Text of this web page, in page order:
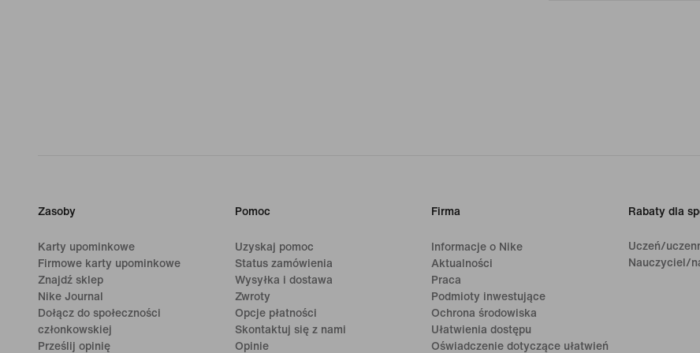
Zasoby
Karty upominkowe
Firmowe karty upominkowe
Znajdź sklep
Nike Journal
Dołącz do społeczności
członkowskiej
Prześlij opinię
Pomoc
Uzyskaj pomoc
Status zamówienia
Wysyłka i dostawa
Zwroty
Opcje płatności
Skontaktuj się z nami
Opinie
Firma
Informacje o Nike
Aktualności
Praca
Podmioty inwestujące
Ochrona środowiska
Ułatwienia dostępu
Oświadczenie dotyczące ułatwień
Rabaty dla
Uczeń/
Nauczyciel/